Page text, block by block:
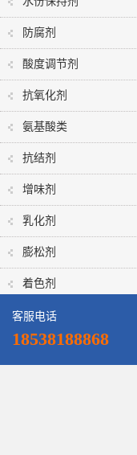
防腐剂
酸度调节剂
抗氧化剂
氨基酸类
抗结剂
增味剂
乳化剂
膨松剂
着色剂
客服电话
18538188868